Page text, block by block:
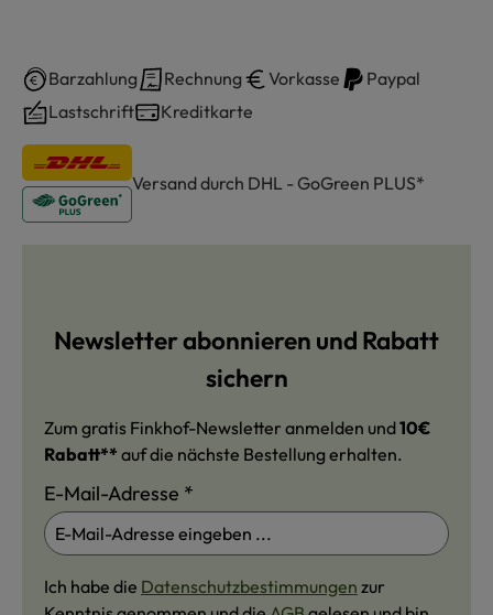
Barzahlung Rechnung Vorkasse
Paypal
Lastschrift
Kreditkarte
Versand durch DHL - GoGreen PLUS*
Newsletter abonnieren und Rabatt
sichern
Zum gratis Finkhof-Newsletter anmelden und10€
Rabatt** auf die nächste Bestellung erhalten.
E-Mail-Adresse *
Ich habe die Datenschutzbestimmungen zur